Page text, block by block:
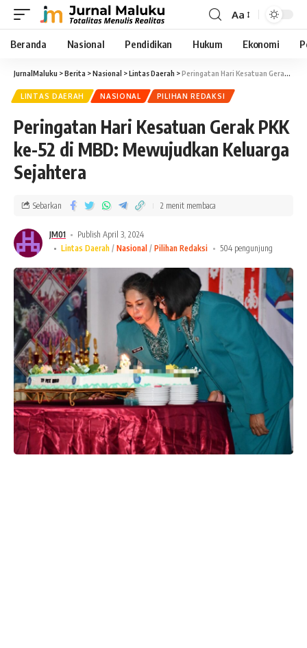
Aa
Beranda Nasional Pendidikan Hukum Ekonomi
JurnalMaluku >Berita >Nasional >Lintas Daerah >Peringatan Hari Kesatuan Gerak PKK ke-52 di MBD: Mewujudkan Keluarga Sejahtera
LINTAS DAERAH NASIONAL PILIHAN REDAKSI
Peringatan Hari Kesatuan Gerak PKK
ke-52 di MBD: Mewujudkan Keluarga
Sejahtera
JM01
Publish April 3, 2024
Lintas Daerah
Nasional Pilihan Redaksi 504 pengunjung
Sebarkan 2 menit membaca